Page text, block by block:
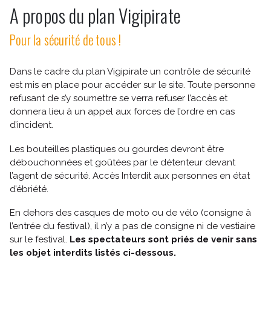
A propos du plan Vigipirate
Pour la sécurité de tous !
Dans le cadre du plan Vigipirate un contrôle de sécurité
est mis en place pour accéder sur le site. Toute personne
refusant de s’y soumettre se verra refuser l’accès et
donnera lieu à un appel aux forces de l’ordre en cas
d’incident.
Les bouteilles plastiques ou gourdes devront être
débouchonnées et goûtées par le détenteur devant
l’agent de sécurité. Accès Interdit aux personnes en état
d’ébriété.
En dehors des casques de moto ou de vélo (consigne à
l’entrée du festival), il n’y a pas de consigne ni de vestiaire
sur le festival. Les spectateurs sont priés de venir sans
les objet interdits listés ci-dessous.
Suivez-nous